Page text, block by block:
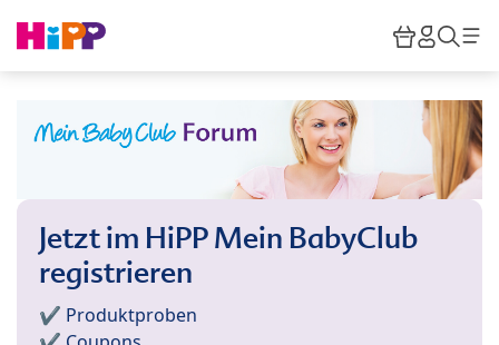
HiPP
Jetzt im HiPP Mein BabyClub
registrieren
✔️ Produktproben